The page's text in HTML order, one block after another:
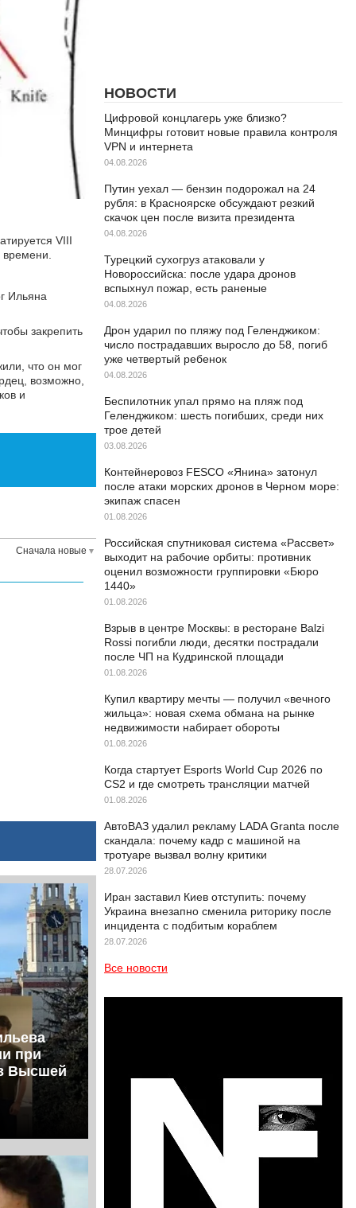
VIII
Ильяна
закрепить
что он мог
возможно,
и
Сначала новые
при
Высшей
НОВОСТИ
Цифровой концлагерь уже близко?
Минцифры готовит новые правила контроля
VPN и интернета
04.08.2026
Путин уехал — бензин подорожал на 24
рубля: в Красноярске обсуждают резкий
скачок цен после визита президента
04.08.2026
Турецкий сухогруз атаковали у
Новороссийска: после удара дронов
вспыхнул пожар, есть раненые
04.08.2026
Дрон ударил по пляжу под Геленджиком:
число пострадавших выросло до 58, погиб
уже четвертый ребенок
04.08.2026
Беспилотник упал прямо на пляж под
Геленджиком: шесть погибших, среди них
трое детей
03.08.2026
Контейнеровоз FESCO «Янина» затонул
после атаки морских дронов в Черном море:
экипаж спасен
01.08.2026
Российская спутниковая система «Рассвет»
выходит на рабочие орбиты: противник
оценил возможности группировки «Бюро
1440»
01.08.2026
Взрыв в центре Москвы: в ресторане Balzi
Rossi погибли люди, десятки пострадали
после ЧП на Кудринской площади
01.08.2026
Купил квартиру мечты — получил «вечного
жильца»: новая схема обмана на рынке
недвижимости набирает обороты
01.08.2026
Когда стартует Esports World Cup 2026 по
CS2 и где смотреть трансляции матчей
01.08.2026
АвтоВАЗ удалил рекламу LADA Granta после
скандала: почему кадр с машиной на
тротуаре вызвал волну критики
28.07.2026
Иран заставил Киев отступить: почему
Украина внезапно сменила риторику после
инцидента с подбитым кораблем
28.07.2026
Все новости